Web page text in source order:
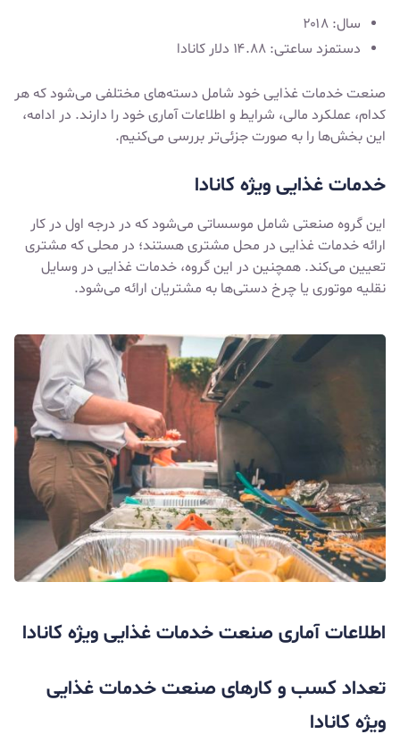
سال: ۲۰۱۸
دستمزد ساعتی: ۱۴.۸۸ دلار کانادا
صنعت خدمات غذایی خود شامل دسته‌های مختلفی می‌شود که هر
کدام، عملکرد مالی، شرایط و اطلاعات آماری خود را دارند. در ادامه،
این بخش‌ها را به صورت جزئی‌تر بررسی می‌کنیم.
خدمات غذایی ویژه کانادا
این گروه صنعتی شامل موسساتی می‌شود که در درجه اول در کار
ارائه خدمات غذایی در محل مشتری هستند؛ در محلی که مشتری
تعیین می‌کند. همچنین در این گروه، خدمات غذایی در وسایل
نقلیه موتوری یا چرخ دستی‌ها به مشتریان ارائه می‌شود.
اطلاعات آماری صنعت خدمات غذایی ویژه کانادا
تعداد کسب و کارهای صنعت خدمات غذایی
ویژه کانادا